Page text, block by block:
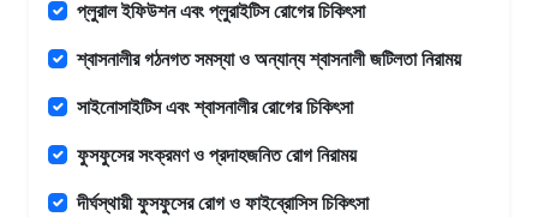
প্লুরাল ইফিউশন এবং প্লুরাইটিস রোগের চিকিৎসা
শ্বাসনালীর গঠনগত সমস্যা ও অন্যান্য শ্বাসনালী জটিলতা নিরাময়
সাইনোসাইটিস এবং শ্বাসনালীর রোগের চিকিৎসা
ফুসফুসের সংক্রমণ ও প্রদাহজনিত রোগ নিরাময়
দীর্ঘস্থায়ী ফুসফুসের রোগ ও ফাইব্রোসিস চিকিৎসা